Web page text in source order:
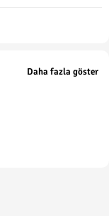
Daha fazla göster